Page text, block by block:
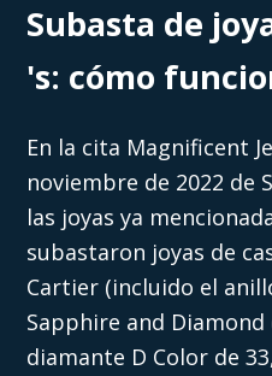
Subasta de
's: cómo
En la cita Magnificent
noviembre de 2022 de
las joyas ya
subastaron joyas de
Cartier (incluido el
Sapphire and
diamante D Color de